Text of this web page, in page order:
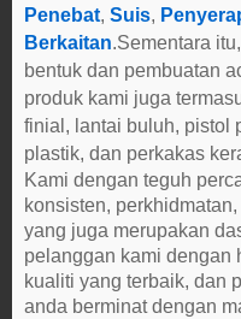
Penebat, Suis,
Berkaitan.Sementara
bentuk dan pembuatan
produk kami juga
finial, lantai buluh, pistol
plastik, dan perkakas
Kami dengan teguh
konsisten,
yang juga merupakan
pelanggan kami dengan
kualiti yang terbaik, dan
anda berminat dengan